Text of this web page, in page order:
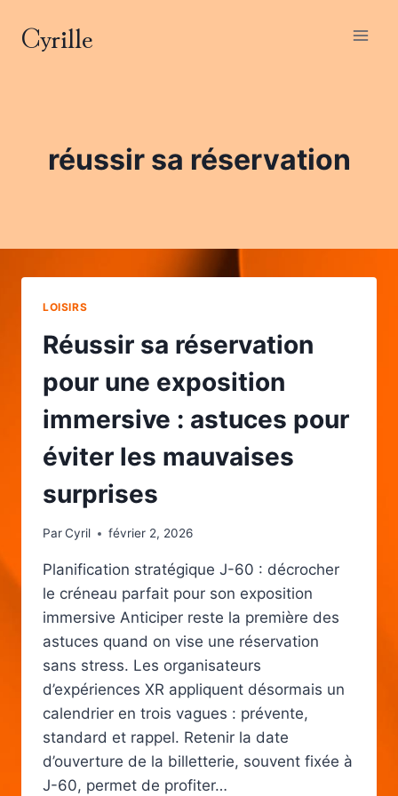
Cyrille
réussir sa réservation
LOISIRS
Réussir sa réservation
pour une exposition
immersive : astuces pour
éviter les mauvaises
surprises
ParCyril février 2, 2026
Planification stratégique J-60 : décrocher
le créneau parfait pour son exposition
immersive Anticiper reste la première des
astuces quand on vise une réservation
sans stress. Les organisateurs
d’expériences XR appliquent désormais un
calendrier en trois vagues : prévente,
standard et rappel. Retenir la date
d’ouverture de la billetterie, souvent fixée à
J-60, permet de profiter…